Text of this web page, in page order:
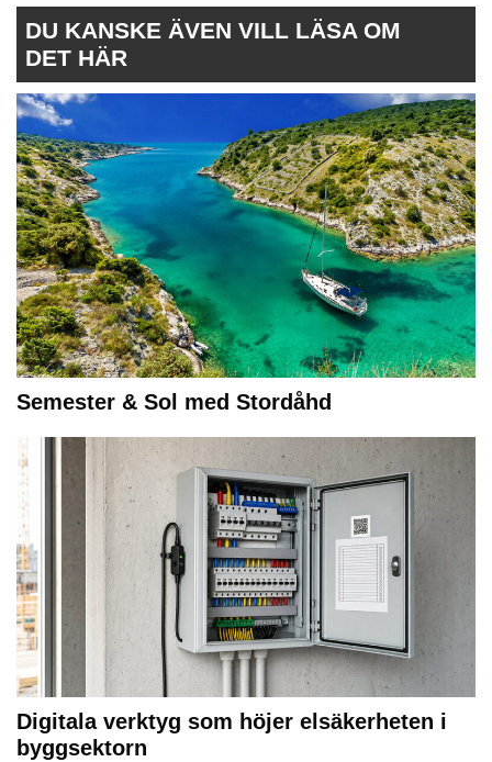
DU KANSKE ÄVEN VILL LÄSA OM
DET HÄR
Semester & Sol med Stordåhd
Digitala verktyg som höjer elsäkerheten i
byggsektorn